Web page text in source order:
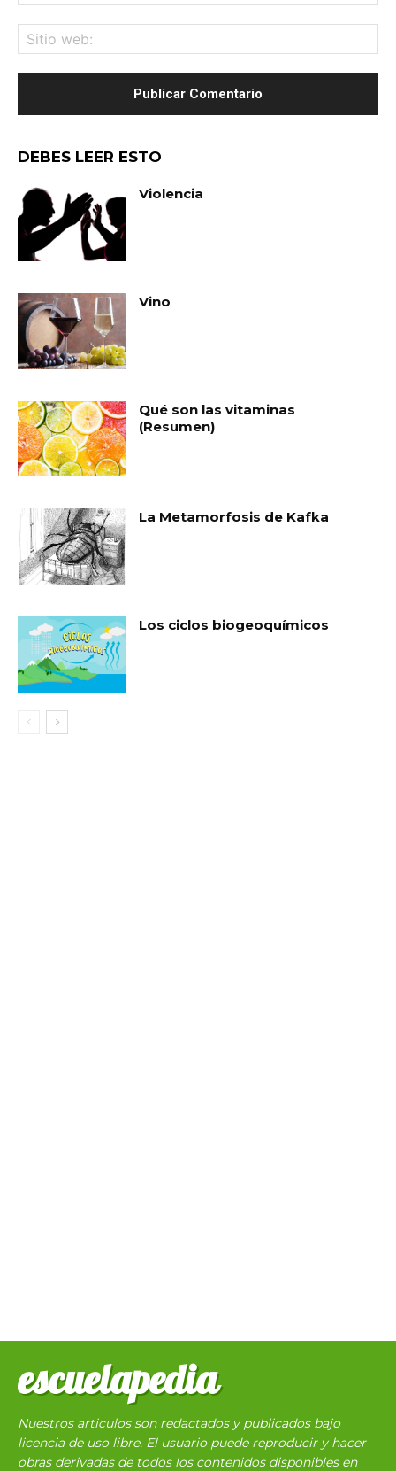
DEBES LEER ESTO
Violencia
Vino
Qué son las vitaminas
(Resumen)
La Metamorfosis de Kafka
Los ciclos biogeoquímicos
escuelapedia
Nuestros articulos son redactados y publicados bajo
licencia de uso libre. El usuario puede reproducir y hacer
obras derivadas de todos los contenidos disponibles en